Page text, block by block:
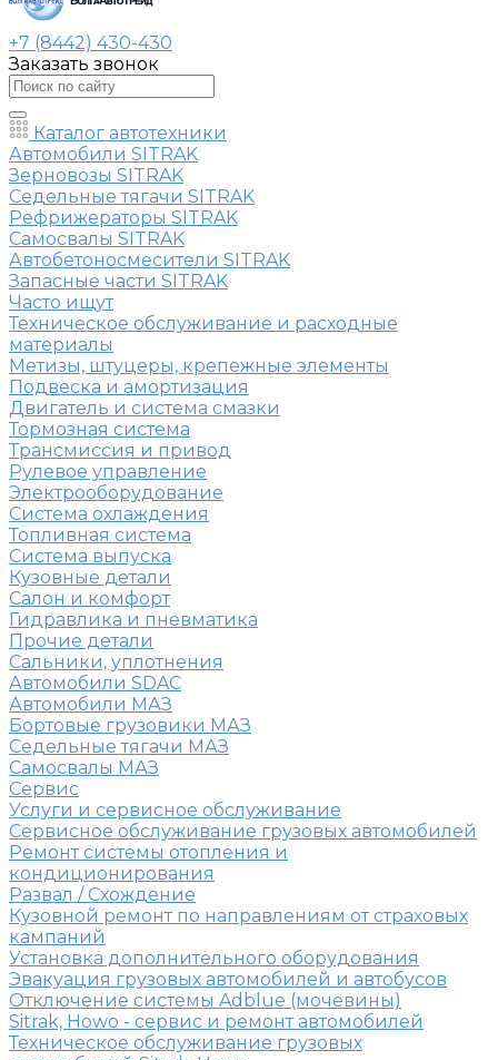
+7 (8442) 430-430
Заказать звонок
Каталог автотехники
Автомобили SITRAK
Зерновозы SITRAK
Седельные тягачи SITRAK
Рефрижераторы SITRAK
Самосвалы SITRAK
Автобетоносмесители SITRAK
Запасные части SITRAK
Часто ищут
Техническое обслуживание и расходные
материалы
Метизы, штуцеры, крепежные элементы
Подвеска и амортизация
Двигатель и система смазки
Тормозная система
Трансмиссия и привод
Рулевое управление
Электрооборудование
Система охлаждения
Топливная система
Система выпуска
Кузовные детали
Салон и комфорт
Гидравлика и пневматика
Прочие детали
Сальники, уплотнения
Автомобили SDAC
Автомобили МАЗ
Бортовые грузовики МАЗ
Седельные тягачи МАЗ
Самосвалы МАЗ
Сервис
Услуги и сервисное обслуживание
Сервисное обслуживание грузовых автомобилей
Ремонт системы отопления и
кондиционирования
Развал / Схождение
Кузовной ремонт по направлениям от страховых
кампаний
Установка дополнительного оборудования
Эвакуация грузовых автомобилей и автобусов
Отключение системы Adblue (мочевины)
Sitrak, Howo - сервис и ремонт автомобилей
Техническое обслуживание грузовых